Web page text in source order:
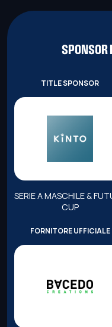
SPONSOR
TITLE SPONSOR
SERIE A MASCHILE &
CUP
FORNITORE UFFICIALE